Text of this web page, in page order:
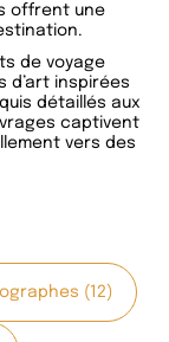
offrent une
de voyage
d’art inspirées
détaillés aux
captivent
vers des
(12)